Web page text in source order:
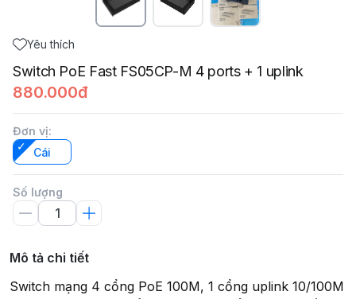
Yêu thích
Switch PoE Fast FS05CP-M 4 ports + 1 uplink
880.000đ
Đơn vị:
Cái
Số lượng
Mô tả chi tiết
Switch mạng 4 cổng PoE 100M, 1 cổng uplink 10/100M